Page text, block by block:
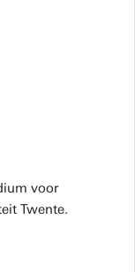
voor
Twente.